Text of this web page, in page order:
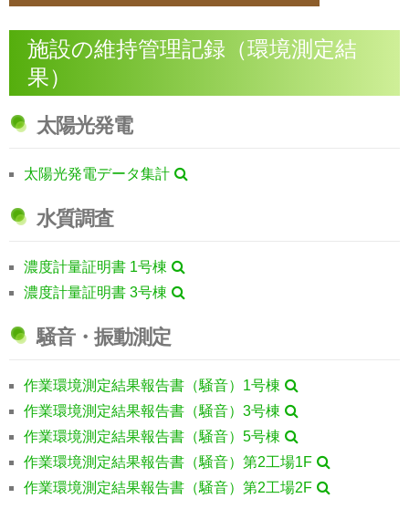
施設の維持管理記録（環境測定結
果）
太陽光発電
太陽光発電データ集計
水質調査
濃度計量証明書 1号棟
濃度計量証明書 3号棟
騒音・振動測定
作業環境測定結果報告書（騒音）1号棟
作業環境測定結果報告書（騒音）3号棟
作業環境測定結果報告書（騒音）5号棟
作業環境測定結果報告書（騒音）第2工場1F
作業環境測定結果報告書（騒音）第2工場2F